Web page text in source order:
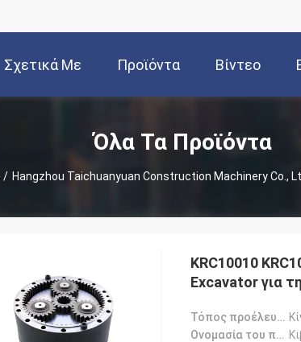
Σχετικά Με Προϊόντα Βίντεο
Όλα Τα Προϊόντα
/ Hangzhou Taichuanyuan Construction Machinery Co.,
KRC10010
Excavator για
Τόπος προέλευσης::
Ονομασία του προϊόντος::